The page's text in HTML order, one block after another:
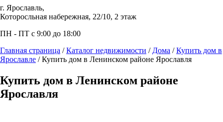
г. Ярославль,
Которосльная набережная, 22/10, 2 этаж
ПН - ПТ с 9:00 до 18:00
Главная страница /Каталог недвижимости / Дома /Купить дом в
Ярославле /Купить дом в Ленинском районе Ярославля
Купить дом в Ленинском районе
Ярославля